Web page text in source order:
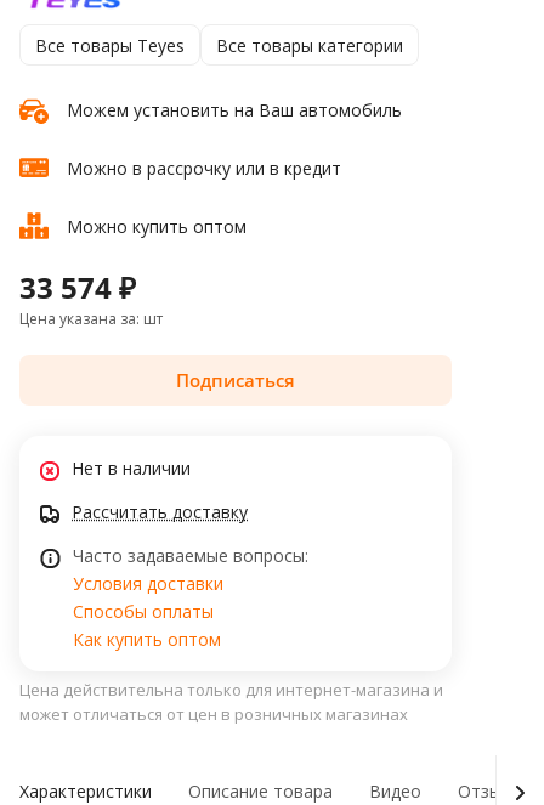
Все товары Teyes Все товары категории
Можем установить на Ваш автомобиль
Можно в рассрочку или в кредит
Можно купить оптом
33 574 ₽
Цена указана за: шт
Подписаться
Нет в наличии
Рассчитать доставку
Часто задаваемые вопросы:
Условия доставки
Способы оплаты
Как купить оптом
Цена действительна только для интернет-магазина и
может отличаться от цен в розничных магазинах
Характеристики Описание товара Видео Отзывы о